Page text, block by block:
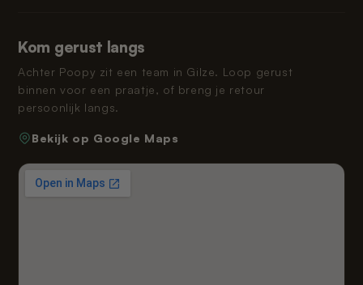
Kom gerust langs
Achter Poopy zit een team in Gilze. Loop gerust
binnen voor een praatje, of breng je retour
persoonlijk langs.
Bekijk op Google Maps